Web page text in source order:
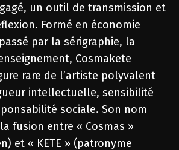
un outil de transmission et
Formé en économie
par la sérigraphie, la
Cosmakete
rare de l’artiste polyvalent
intellectuelle, sensibilité
sociale. Son nom
fusion entre « Cosmas »
et « KETE » (patronyme